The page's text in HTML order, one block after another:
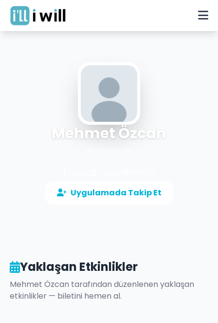
Mehmet Özcan
Uygulamada Takip Et
Yaklaşan Etkinlikler
Mehmet Özcan tarafından düzenlenen yaklaşan
etkinlikler — biletini hemen al.